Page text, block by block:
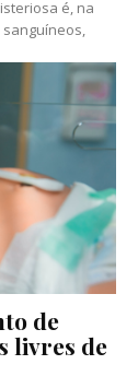
é, na
de
livres de